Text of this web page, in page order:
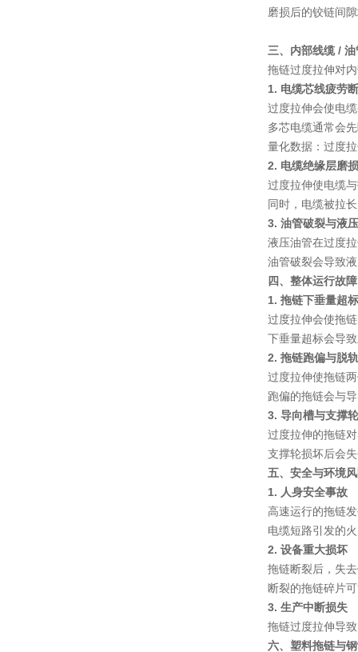
磨损后的铰链间
三、内部线缆 /
拖链过度拉伸对
1. 电缆芯线疲劳
过度拉伸会使电
多芯电缆通常会
量化数据 ：过度
2. 电缆绝缘层磨
过度拉伸使电缆
同时，电缆被拉
3. 油管破裂与液
液压油管在过度
油管破裂会导致
四、整体运行故
1. 拖链下垂量超标
过度拉伸会使拖
下垂量超标会导
2. 拖链跑偏与脱轨
过度拉伸使拖链
跑偏的拖链会与
3. 导向槽与支撑
过度拉伸的拖链
支撑轮损坏后会
五、安全与环境
1. 人身安全事故
高速运行的拖链
电缆短路引发的
2. 设备重大损坏
拖链断裂后，失
断裂的拖链碎片
3. 生产中断损失
拖链过度拉伸导
六、塑料拖链与